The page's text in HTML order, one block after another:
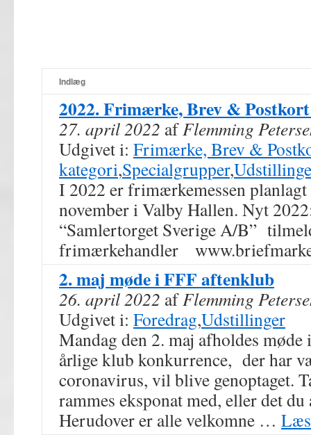
Indlæg
2022. Frimærke, Brev & Postkort
27. april 2022 afFlemming
Udgivet i: Frimærke, Brev &
kategori,Specialgrupper,
I 2022 er frimærkemessen
november i Valby Hallen. Nyt
“Samlertorget Sverige A/B”
frimærkehandler
2. maj møde i FFF aftenklub
26. april 2022 afFlemming
Udgivet i: Foredrag,Udstillinger
Mandag den 2. maj afholdes
årlige klub konkurrence, der har
coronavirus, vil blive genoptaget.
rammes eksponat med, eller det du
Herudover er alle velkomne …